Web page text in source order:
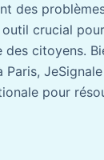
des
crucial
citoyens.
Paris,
pour